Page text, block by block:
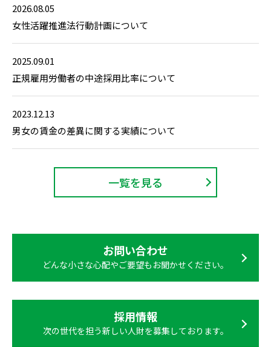
2026.08.05
女性活躍推進法行動計画について
2025.09.01
正規雇用労働者の中途採用比率について
2023.12.13
男女の賃金の差異に関する実績について
一覧を見る
お問い合わせ
どんな小さな心配やご要望もお聞かせください。
採用情報
次の世代を担う新しい人財を募集しております。